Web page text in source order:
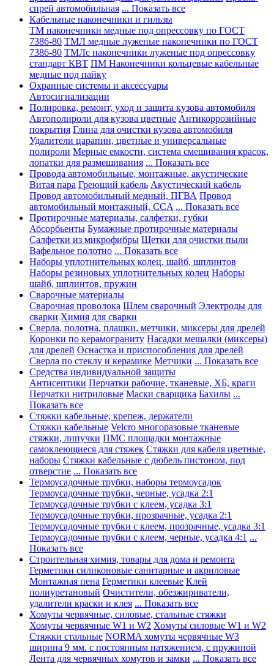
спрей автомобильная ... Показать все
Кабельные наконечники и гильзы
ТМ наконечники медные под опрессовку по ГОСТ
7386-80 ТМЛ медные луженые наконечники по ГОСТ
7386-80 ТМЛс наконечники луженые под опрессовку
стандарт КВТ ПМ Наконечники кольцевые кабельные
медные под пайку
Охранные системы и аксессуары
Автосигнализации
Полировка, ремонт, уход и защита кузова автомобиля
Автополироли для кузова цветные Антикоррозийные
покрытия Глина для очистки кузова автомобиля
Удалители царапин, цветные и универсальные
полироли Мерные емкости, система смешивания красок,
лопатки для размешивания ... Показать все
Провода автомобильные, монтажные, акустические
Витая пара Греющий кабель Акустический кабель
Провод автомобильный медный, ПГВА Провод
автомобильный монтажный, CCA ... Показать все
Протирочные материалы, салфетки, губки
Абсорбьенты Бумажные протирочные материалы
Салфетки из микрофибры Щетки для очистки пыли
Вафельное полотно ... Показать все
Наборы уплотнительных колец, шайб, шплинтов
Наборы резиновых уплотнительных колец Наборы
шайб, шплинтов, пружин
Сварочные материалы
Сварочная проволока Шлем сварочный Электроды для
сварки Химия для сварки
Сверла, полотна, плашки, метчики, миксеры для дрелей
Коронки по керамограниту Насадки мешалки (миксеры)
для дрелей Оснастка и приспособления для дрелей
Сверла по стеклу и керамике Метчики ... Показать все
Средства индивидуальной защиты
Антисептики Перчатки рабочие, тканевые, ХБ, краги
Перчатки нитриловые Маски сварщика Бахилы ...
Показать все
Стяжки кабельные, крепеж, держатели
Стяжки кабельные Velcro многоразовые тканевые
стяжки, липучки ПМС площадки монтажные
самоклеющиеся для стяжек Стяжки для кабеля цветные,
наборы Стяжки кабельные с дюбель пистоном, под
отверстие ... Показать все
Термоусадочные трубки, наборы термоусадок
Термоусадочные трубки, черные, усадка 2:1
Термоусадочные трубки с клеем, усадка 3:1
Термоусадочные трубки, прозрачные, усадка 2:1
Термоусадочные трубки с клеем, прозрачные, усадка 3:1
Термоусадочные трубки с клеем, черные, усадка 4:1 ...
Показать все
Строительная химия, товары для дома и ремонта
Герметики силиконовые санитарные и акриловые
Монтажная пена Герметики клеевые Клей
полиуретановый Очистители, обезжириватели,
удалители краски и клея ... Показать все
Хомуты червячные, силовые, стальные стяжки
Хомуты червячные W1 и W2 Хомуты силовые W1 и W2
Стяжки стальные NORMA хомуты червячные W3
ширина 9 мм. с постоянным натяжением, с пружиной
Лента для червячных хомутов и замки ... Показать все